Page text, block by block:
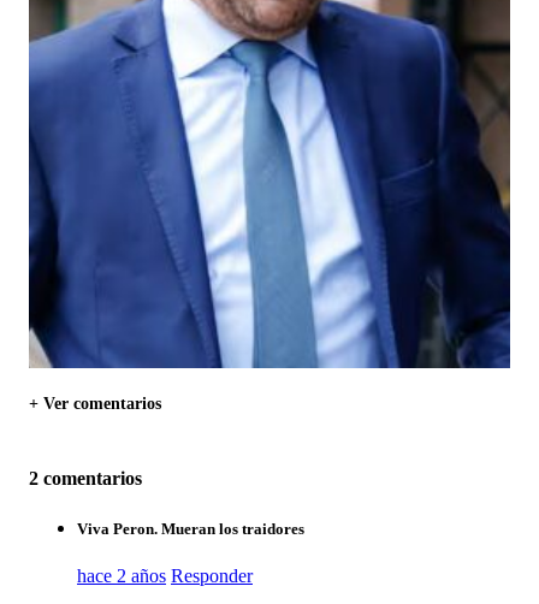
+ Ver comentarios
2 comentarios
Viva Peron. Mueran los traidores
hace 2 años Responder